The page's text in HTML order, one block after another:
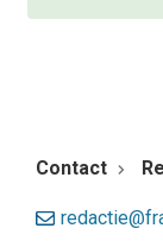
Contact